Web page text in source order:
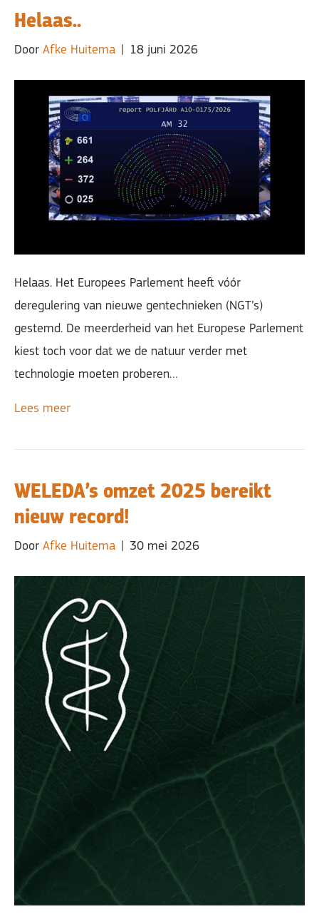
Helaas..
Door Afke Huitema 18 juni 2026
Helaas. Het Europees Parlement heeft vóór
deregulering van nieuwe gentechnieken (NGT’s)
gestemd. De meerderheid van het Europese Parlement
kiest toch voor dat we de natuur verder met
technologie moeten proberen…
Lees meer
WELEDA’s omzet 2025 bereikt
nieuw record!
Door Afke Huitema 30 mei 2026